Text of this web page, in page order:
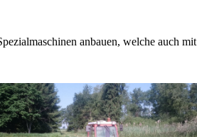
anbauen, welche auch mit